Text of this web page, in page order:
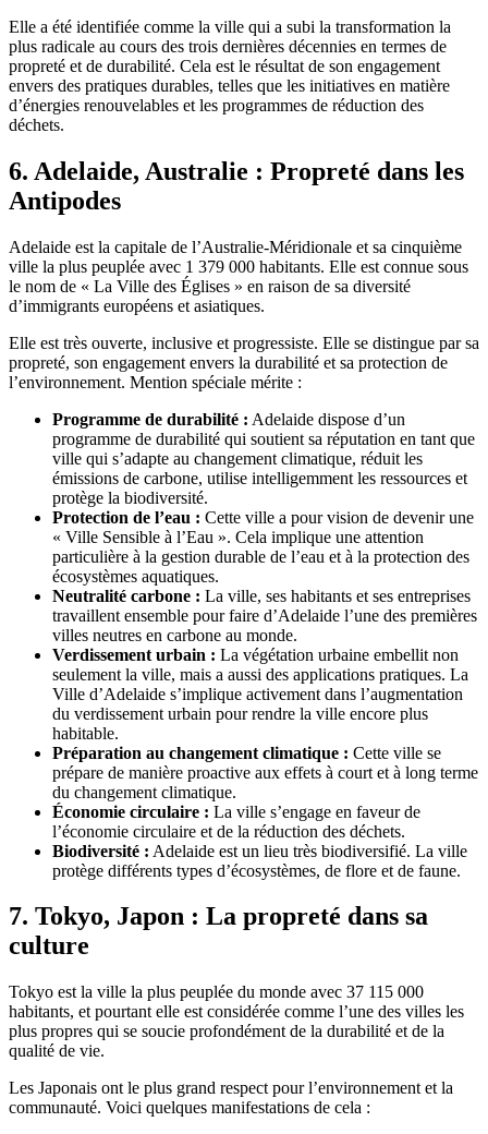
Elle a été identifiée comme la ville qui a subi la transformation la
plus radicale au cours des trois dernières décennies en termes de
propreté et de durabilité. Cela est le résultat de son engagement
envers des pratiques durables, telles que les initiatives en matière
d’énergies renouvelables et les programmes de réduction des
déchets.
6. Adelaide, Australie : Propreté dans les
Antipodes
Adelaide est la capitale de l’Australie-Méridionale et sa cinquième
ville la plus peuplée avec 1 379 000 habitants. Elle est connue sous
le nom de « La Ville des Églises » en raison de sa diversité
d’immigrants européens et asiatiques.
Elle est très ouverte, inclusive et progressiste. Elle se distingue par sa
propreté, son engagement envers la durabilité et sa protection de
l’environnement. Mention spéciale mérite :
Programme de durabilité : Adelaide dispose d’un
programme de durabilité qui soutient sa réputation en tant que
ville qui s’adapte au changement climatique, réduit les
émissions de carbone, utilise intelligemment les ressources et
protège la biodiversité.
Protection de l’eau : Cette ville a pour vision de devenir une
« Ville Sensible à l’Eau ». Cela implique une attention
particulière à la gestion durable de l’eau et à la protection des
écosystèmes aquatiques.
Neutralité carbone : La ville, ses habitants et ses entreprises
travaillent ensemble pour faire d’Adelaide l’une des premières
villes neutres en carbone au monde.
Verdissement urbain : La végétation urbaine embellit non
seulement la ville, mais a aussi des applications pratiques. La
Ville d’Adelaide s’implique activement dans l’augmentation
du verdissement urbain pour rendre la ville encore plus
habitable.
Préparation au changement climatique : Cette ville se
prépare de manière proactive aux effets à court et à long terme
du changement climatique.
Économie circulaire : La ville s’engage en faveur de
l’économie circulaire et de la réduction des déchets.
Biodiversité : Adelaide est un lieu très biodiversifié. La ville
protège différents types d’écosystèmes, de flore et de faune.
7. Tokyo, Japon : La propreté dans sa
culture
Tokyo est la ville la plus peuplée du monde avec 37 115 000
habitants, et pourtant elle est considérée comme l’une des villes les
plus propres qui se soucie profondément de la durabilité et de la
qualité de vie.
Les Japonais ont le plus grand respect pour l’environnement et la
communauté. Voici quelques manifestations de cela :